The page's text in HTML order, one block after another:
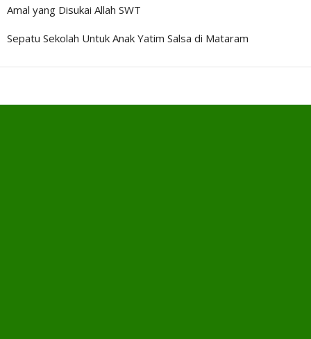
Amal yang Disukai Allah SWT
Sepatu Sekolah Untuk Anak Yatim Salsa di Mataram